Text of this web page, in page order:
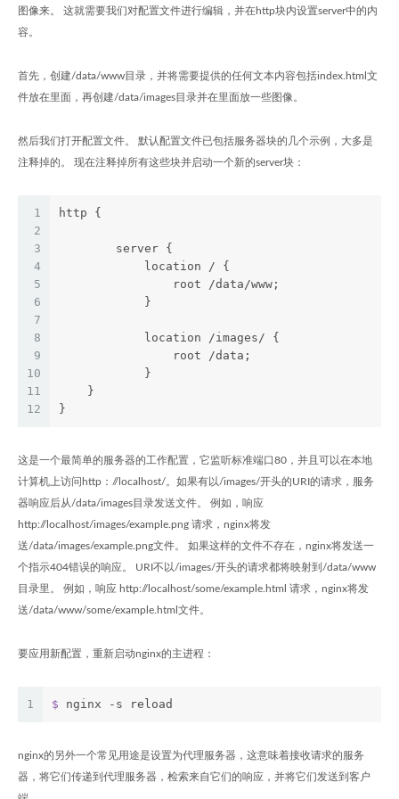
图像来。 这就需要我们对配置文件进行编辑，并在http块内设置server中的内
容。
首先，创建/data/www目录，并将需要提供的任何文本内容包括index.html文
件放在里面，再创建/data/images目录并在里面放一些图像。
然后我们打开配置文件。 默认配置文件已包括服务器块的几个示例，大多是
注释掉的。 现在注释掉所有这些块并启动一个新的server块：
1
2
3
4
5
6
7
8
9
10
11
12
http {
	server {
	    location / {
	        root /data/www;
	    }
	    location /images/ {
	        root /data;
	    }
    }
}
这是一个最简单的服务器的工作配置，它监听标准端口80，并且可以在本地
计算机上访问http：//localhost/。如果有以/images/开头的URI的请求，服务
器响应后从/data/images目录发送文件。 例如，响应
http://localhost/images/example.png 请求，nginx将发
送/data/images/example.png文件。 如果这样的文件不存在，nginx将发送一
个指示404错误的响应。 URI不以/images/开头的请求都将映射到/data/www
目录里。 例如，响应 http://localhost/some/example.html 请求，nginx将发
送/data/www/some/example.html文件。
要应用新配置，重新启动nginx的主进程：
1 $ nginx -s reload
nginx的另外一个常见用途是设置为代理服务器，这意味着接收请求的服务
器，将它们传递到代理服务器，检索来自它们的响应，并将它们发送到客户